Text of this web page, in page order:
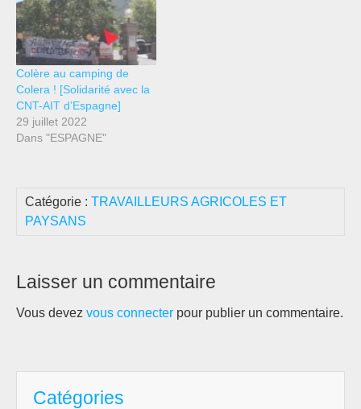
Colère au camping de
Colera ! [Solidarité avec la
CNT-AIT d’Espagne]
29 juillet 2022
Dans "ESPAGNE"
Catégorie : TRAVAILLEURS AGRICOLES ET
PAYSANS
Laisser un commentaire
Vous devez vous connecter pour publier un commentaire.
Catégories